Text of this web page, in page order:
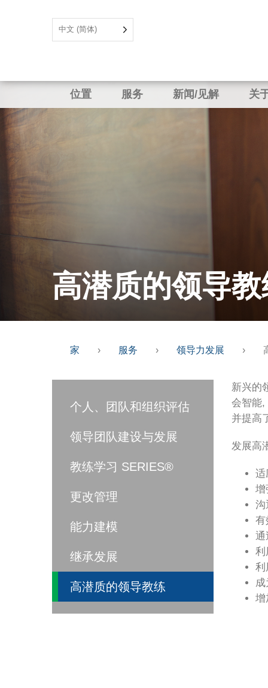
中文 (简体)
位置 服务 新闻/见解 关
高潜质的领导
家 › 服务 › 领导力发展 ›
个人、团队和组织评估
领导团队建设与发展
教练学习 SERIES®
更改管理
能力建模
继承发展
高潜质的领导教练
新兴的
会智能,
并提高
发展高
适
增
沟
有
通
利
利
增